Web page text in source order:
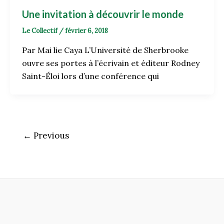
Une invitation à découvrir le monde
Le Collectif /février 6, 2018
Par Mai lie Caya L’Université de Sherbrooke
ouvre ses portes à l’écrivain et éditeur Rodney
Saint-Éloi lors d’une conférence qui
← Previous